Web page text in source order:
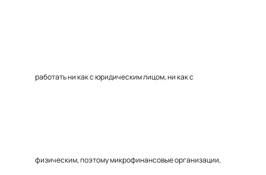
работать ни как с юридическим лицом, ни как с
физическим, поэтому микрофинансовые организации,